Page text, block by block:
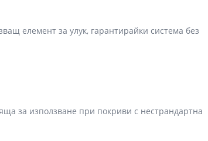
елемент за улук, гарантирайки система без
за използване при покриви с нестрандартна